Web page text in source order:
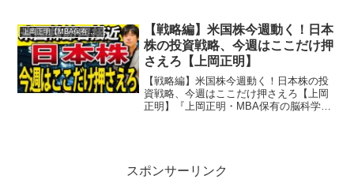
は…株式投資、経済ニュース、資産運
用、自己投資の情報を...
上岡正明【MBA保有の脳科学者】
【戦略編】米国株今週動く！日本
株の投資戦略、今週はここだけ押
さえろ【上岡正明】
【戦略編】米国株今週動く！日本株の投
資戦略、今週はここだけ押さえろ【上岡
正明】『上岡正明・MBA保有の脳科学
スポンサーリンク